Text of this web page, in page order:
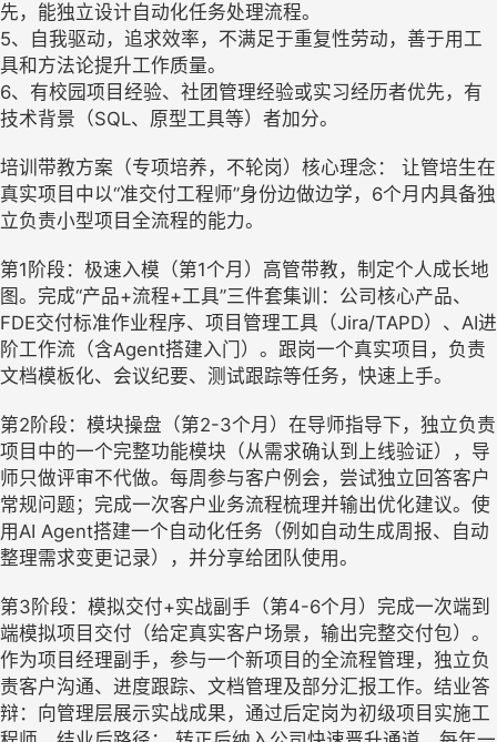
先，能独立设计自动化任务处理流程。
5、自我驱动，追求效率，不满足于重复性劳动，善于用工
具和方法论提升工作质量。
6、有校园项目经验、社团管理经验或实习经历者优先，有
技术背景（SQL、原型工具等）者加分。
培训带教方案（专项培养，不轮岗）核心理念： 让管培生在
真实项目中以“准交付工程师”身份边做边学，6个月内具备独
立负责小型项目全流程的能力。
第1阶段：极速入模（第1个月）高管带教，制定个人成长地
图。完成“产品+流程+工具”三件套集训：公司核心产品、
FDE交付标准作业程序、项目管理工具（Jira/TAPD）、AI进
阶工作流（含Agent搭建入门）。跟岗一个真实项目，负责
文档模板化、会议纪要、测试跟踪等任务，快速上手。
第2阶段：模块操盘（第2-3个月）在导师指导下，独立负责
项目中的一个完整功能模块（从需求确认到上线验证），导
师只做评审不代做。每周参与客户例会，尝试独立回答客户
常规问题；完成一次客户业务流程梳理并输出优化建议。使
用AI Agent搭建一个自动化任务（例如自动生成周报、自动
整理需求变更记录），并分享给团队使用。
第3阶段：模拟交付+实战副手（第4-6个月）完成一次端到
端模拟项目交付（给定真实客户场景，输出完整交付包）。
作为项目经理副手，参与一个新项目的全流程管理，独立负
责客户沟通、进度跟踪、文档管理及部分汇报工作。结业答
辩：向管理层展示实战成果，通过后定岗为初级项目实施工